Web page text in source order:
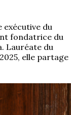
exécutive du
fondatrice du
Lauréate du
elle partage